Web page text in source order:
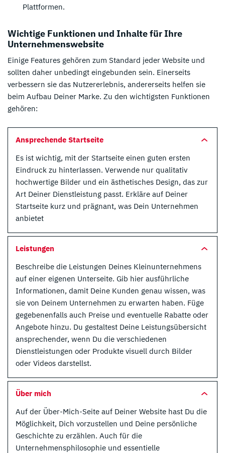
Plattformen.
Wichtige Funktionen und Inhalte für Ihre
Unternehmenswebsite
Einige Features gehören zum Standard jeder Website und
sollten daher unbedingt eingebunden sein. Einerseits
verbessern sie das Nutzererlebnis, andererseits helfen sie
beim Aufbau Deiner Marke. Zu den wichtigsten Funktionen
gehören:
Ansprechende Startseite
Es ist wichtig, mit der Startseite einen guten ersten
Eindruck zu hinterlassen. Verwende nur qualitativ
hochwertige Bilder und ein ästhetisches Design, das zur
Art Deiner Dienstleistung passt. Erkläre auf Deiner
Startseite kurz und prägnant, was Dein Unternehmen
anbietet
Leistungen
Beschreibe die Leistungen Deines Kleinunternehmens
auf einer eigenen Unterseite. Gib hier ausführliche
Informationen, damit Deine Kunden genau wissen, was
sie von Deinem Unternehmen zu erwarten haben. Füge
gegebenenfalls auch Preise und eventuelle Rabatte oder
Angebote hinzu. Du gestaltest Deine Leistungsübersicht
ansprechender, wenn Du die verschiedenen
Dienstleistungen oder Produkte visuell durch Bilder
oder Videos darstellst.
Über mich
Auf der Über-Mich-Seite auf Deiner Website hast Du die
Möglichkeit, Dich vorzustellen und Deine persönliche
Geschichte zu erzählen. Auch für die
Unternehmensphilosophie und essentielle